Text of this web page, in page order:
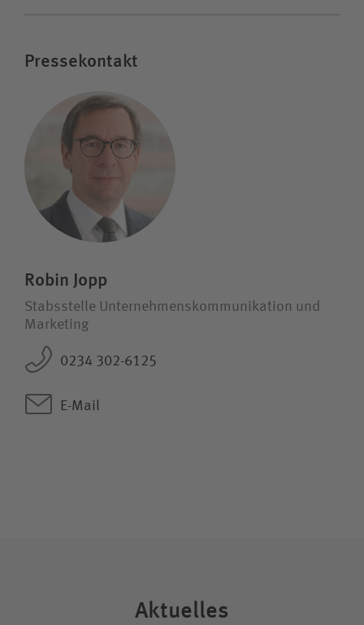
Pressekontakt
Robin Jopp
Stabsstelle Unternehmens­kommunikation und
Marketing
0234 302-6125
E-Mail
Aktuelles